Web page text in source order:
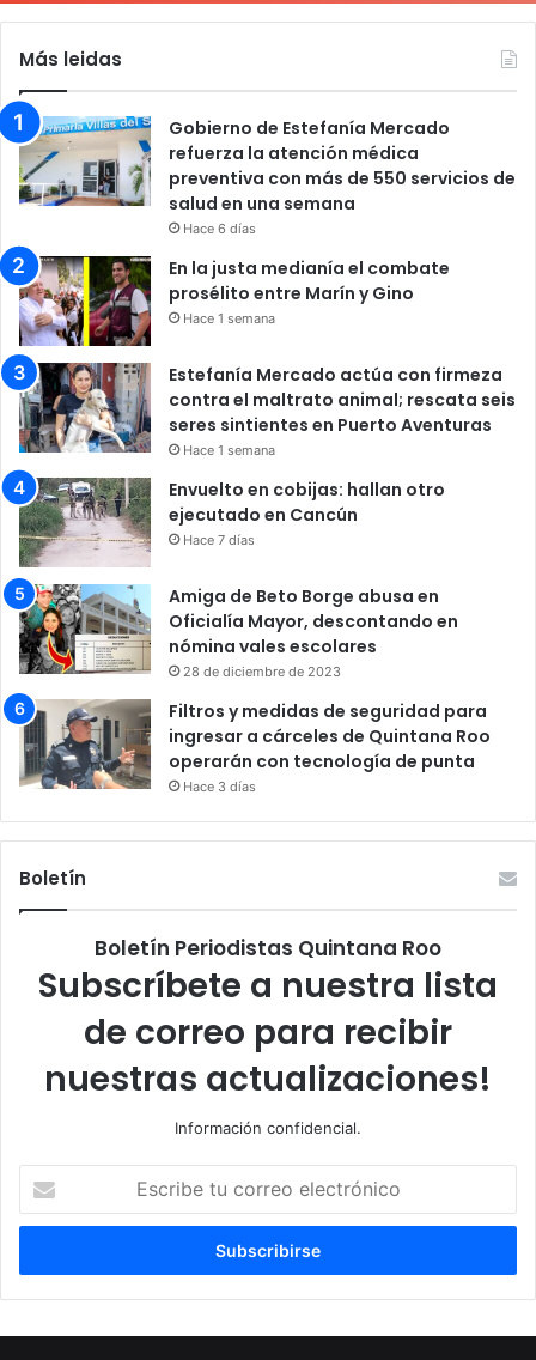
Más leidas
Gobierno de Estefanía Mercado
refuerza la atención médica
preventiva con más de 550 servicios de
salud en una semana
Hace 6 días
En la justa medianía el combate
prosélito entre Marín y Gino
Hace 1 semana
Estefanía Mercado actúa con firmeza
contra el maltrato animal; rescata seis
seres sintientes en Puerto Aventuras
Hace 1 semana
Envuelto en cobijas: hallan otro
ejecutado en Cancún
Hace 7 días
Amiga de Beto Borge abusa en
Oficialía Mayor, descontando en
nómina vales escolares
28 de diciembre de 2023
Filtros y medidas de seguridad para
ingresar a cárceles de Quintana Roo
operarán con tecnología de punta
Hace 3 días
Boletín
Boletín Periodistas Quintana Roo
Subscríbete a nuestra lista
de correo para recibir
nuestras actualizaciones!
Información confidencial.
correo